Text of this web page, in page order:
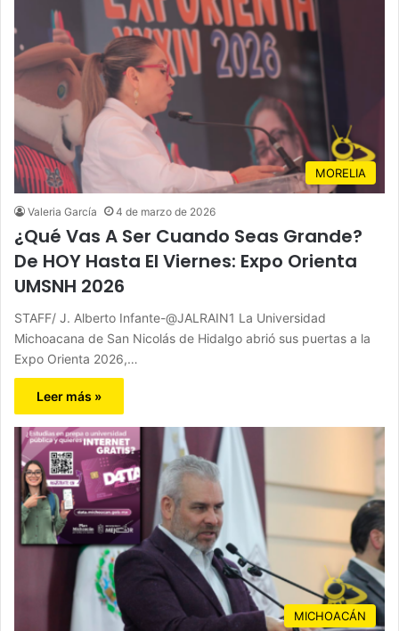
MORELIA
Valeria García 4 de marzo de 2026
¿Qué Vas A Ser Cuando Seas Grande?
De HOY Hasta El Viernes: Expo Orienta
UMSNH 2026
STAFF/ J. Alberto Infante-@JALRAIN1 La Universidad
Michoacana de San Nicolás de Hidalgo abrió sus puertas a la
Expo Orienta 2026,…
Leer más »
MICHOACÁN